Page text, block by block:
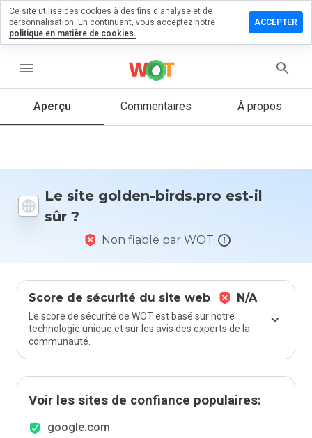
menu
Aperçu Commentaires À propos
Le site golden-birds.pro est-il
sûr ?
Non fiable par WOT
Score de sécurité du site web N/A
Le score de sécurité de WOT est basé sur notre
technologie unique et sur les avis des experts de la
communauté.
Voir les sites de confiance populaires:
google.com
un
1 et 5
vous à ce
site ?
Ce site utilise des cookies à des fins d'analyse et de
personnalisation. En continuant, vous acceptez notre
politique en matière de cookies.
ACCEPTER